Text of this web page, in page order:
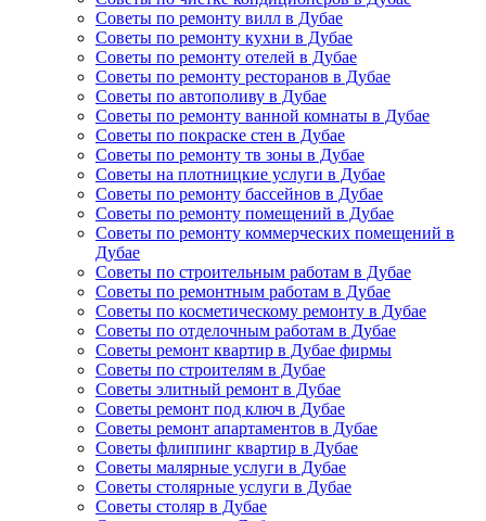
Советы по ремонту вилл в Дубае
Советы по ремонту кухни в Дубае
Советы по ремонту отелей в Дубае
Советы по ремонту ресторанов в Дубае
Советы по автополиву в Дубае
Советы по ремонту ванной комнаты в Дубае
Советы по покраске стен в Дубае
Советы по ремонту тв зоны в Дубае
Советы на плотницкие услуги в Дубае
Советы по ремонту бассейнов в Дубае
Советы по ремонту помещений в Дубае
Советы по ремонту коммерческих помещений в
Дубае
Советы по строительным работам в Дубае
Советы по ремонтным работам в Дубае
Советы по косметическому ремонту в Дубае
Советы по отделочным работам в Дубае
Советы ремонт квартир в Дубае фирмы
Советы по строителям в Дубае
Советы элитный ремонт в Дубае
Советы ремонт под ключ в Дубае
Советы ремонт апартаментов в Дубае
Советы флиппинг квартир в Дубае
Советы малярные услуги в Дубае
Советы столярные услуги в Дубае
Советы столяр в Дубае